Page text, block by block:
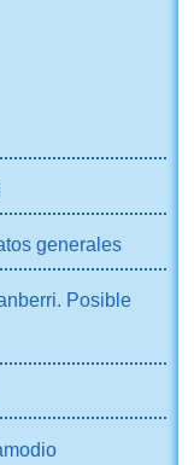
generales
Posible